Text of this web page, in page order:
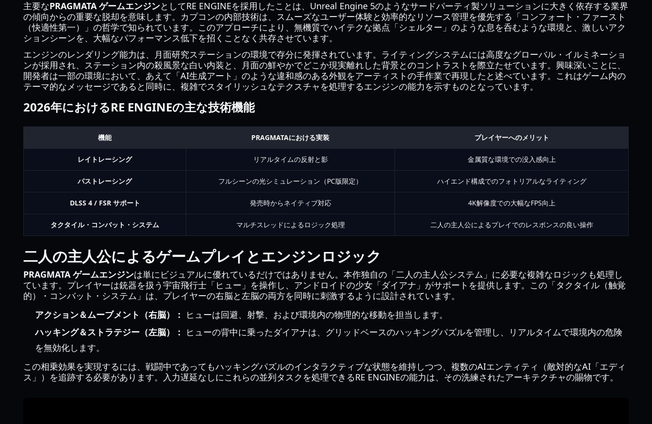
主要なPRAGMATA ゲームエンジンとしてRE ENGINEを採用したことは、Unreal Engine 5のようなサードパーティ製ソリューションに大きく依存する業界
の傾向からの重要な脱却を意味します。カプコンの内部技術は、スムーズなユーザー体験と効率的なリソース管理を優先する「コンフォート・ファースト
（快適性第一）」の哲学で知られています。このアプローチにより、無機質でハイテクな拠点「シェルター」のような息を呑むような環境と、激しいアク
ションシーンを、大幅なパフォーマンス低下を招くことなく共存させています。
エンジンのレンダリング能力は、月面研究ステーションの環境で存分に発揮されています。ライティングシステムには高度なグローバル・イルミネーショ
ンが採用され、ステーション内の殺風景な白い内装と、月面の鮮やかでどこか現実離れした背景とのコントラストを際立たせています。興味深いことに、
開発者は一部の環境において、あえて「AI生成アート」のような違和感のある外観をアーティストの手作業で再現したと述べています。これはゲーム内の
テーマ的なメッセージであると同時に、複雑でスタイリッシュなテクスチャを処理するエンジンの能力を示すものとなっています。
2026年におけるRE ENGINEの主な技術機能
機能 PRAGMATAにおける実装 プレイヤーへのメリット
レイトレーシング リアルタイムの反射と影 金属質な環境での没入感向上
パストレーシング フルシーンの光シミュレーション（PC版限定） ハイエンド構成でのフォトリアルなライティング
DLSS 4 / FSR サポート 発売時からネイティブ対応 4K解像度での大幅なFPS向上
タクタイル・コンバット・システム マルチスレッドによるロジック処理 二人の主人公によるプレイでのレスポンスの良い操作
二人の主人公によるゲームプレイとエンジンロジック
PRAGMATA ゲームエンジンは単にビジュアルに優れているだけではありません。本作独自の「二人の主人公システム」に必要な複雑なロジックも処理し
ています。プレイヤーは銃器を扱う宇宙飛行士「ヒュー」を操作し、アンドロイドの少女「ダイアナ」がサポートを提供します。この「タクタイル（触覚
的）・コンバット・システム」は、プレイヤーの右脳と左脳の両方を同時に刺激するように設計されています。
アクション＆ムーブメント（右脳）：
ヒューは回避、射撃、および環境内の物理的な移動を担当します。
ハッキング＆ストラテジー（左脳）：
ヒューの背中に乗ったダイアナは、グリッドベースのハッキングパズルを管理し、リアルタイムで環境内の危険
を無効化します。
この相乗効果を実現するには、戦闘中であってもハッキングパズルのインタラクティブな状態を維持しつつ、複数のAIエンティティ（敵対的なAI「エディ
ス」）を追跡する必要があります。入力遅延なしにこれらの並列タスクを処理できるRE ENGINEの能力は、その洗練されたアーキテクチャの賜物です。